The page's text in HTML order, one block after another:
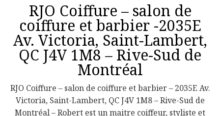
RJO Coiffure – salon de
coiffure et barbier -2035E
Av. Victoria, Saint-Lambert,
QC J4V 1M8 – Rive-Sud de
Montréal
RJO Coiffure – salon de coiffure et barbier – 2035E Av.
Victoria, Saint-Lambert, QC J4V 1M8 – Rive-Sud de
Montréal – Robert est un maitre coiffeur, styliste et